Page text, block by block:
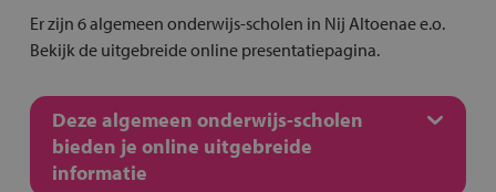
Er zijn 6 algemeen onderwijs-scholen in Nij Altoenae e.o.
Bekijk de uitgebreide online presentatiepagina.
Deze algemeen onderwijs-scholen
bieden je online uitgebreide
informatie